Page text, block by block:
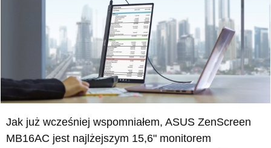
Jak już wcześniej wspomniałem, ASUS ZenScreen
MB16AC jest najlżejszym 15,6" monitorem